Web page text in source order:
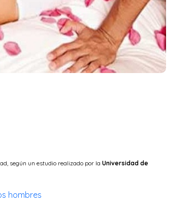
según un estudio realizado por la Universidad de
hombres